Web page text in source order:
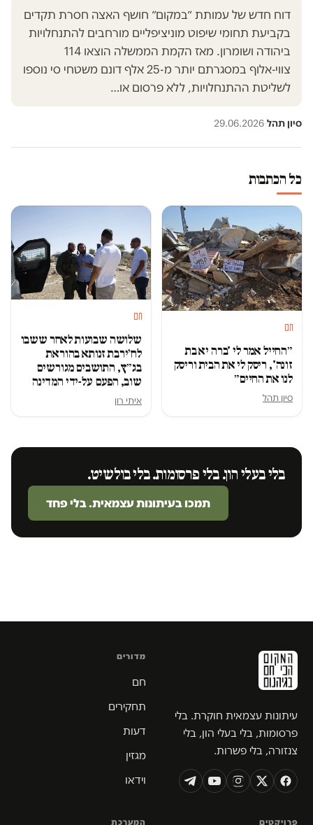
דוח חדש של עמותת ״במקום״ חושף האצה חסרת תקדים
בקביעת תחומי שיפוט מוניציפליים מורחבים להתנחלויות
ביהודה ושומרון. מאז הקמת הממשלה הוצאו 114
צווי-אלוף במסגרתם יותר מ-25 אלף דונם משטחי סי נוספו
לשליטת ההתנחלויות, ללא פרסום או…
סיון תהל·
29.06.2026
כל הכתבות
חם
״החייל אמר לי 'ברה יא בת
זונה', ריסק לי את הבית וריסק
לנו את החיים״
סיון תהל
חם
שלושה שבועות לאחר ששבו
לח׳ירבת זנותא בהוראת
בג״ץ, התושבים מגורשים
שוב, הפעם על-ידי המדינה
איתי רון
בלי בעלי הון. בלי פרסומות. בלי בולשיט.
תמכו בעיתונות עצמאית. בלי פחד
עיתונות עצמאית חוקרת. בלי
פרסומות, בלי בעלי הון, בלי
צנזורה, בלי פשרות.
מדורים
חם
תחקירים
דעות
מגזין
וידאו
פרויקטים המערכת